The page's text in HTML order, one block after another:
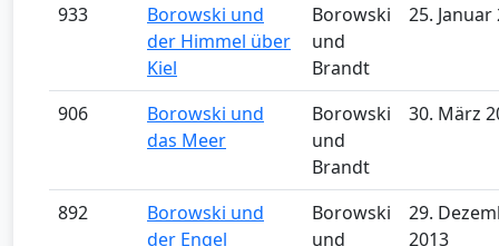
933
Borowski und
der Himmel über
Kiel
Borowski
und
Brandt
25. Januar
906
Borowski und
das Meer
Borowski
und
Brandt
30. März
892
Borowski und
der Engel
Borowski
und
29.
2013